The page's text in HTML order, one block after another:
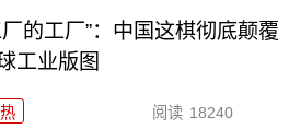
厂的工厂”：中国这棋彻底颠覆
工业版图
阅读 18240